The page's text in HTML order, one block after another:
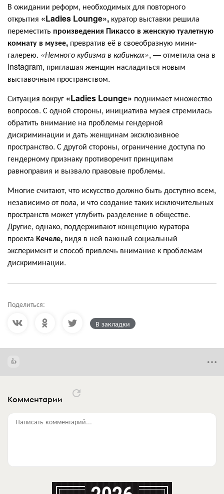
В ожидании реформ, необходимых для повторного
открытия «Ladies Lounge», куратор выставки решила
переместить произведения Пикассо в женскую туалетную
комнату в музее, превратив её в своеобразную мини-
галерею. «Немного кубизма в кабинках», — отметила она в
Instagram, приглашая женщин насладиться новым
выставочным пространством.
Ситуация вокруг «Ladies Lounge» поднимает множество
вопросов. С одной стороны, инициатива музея стремилась
обратить внимание на проблемы гендерной
дискриминации и дать женщинам эксклюзивное
пространство. С другой стороны, ограничение доступа по
гендерному признаку противоречит принципам
равноправия и вызвало правовые проблемы.
Многие считают, что искусство должно быть доступно всем,
независимо от пола, и что создание таких исключительных
пространств может углубить разделение в обществе.
Другие, однако, поддерживают концепцию куратора
проекта Кечеле, видя в ней важный социальный
эксперимент и способ привлечь внимание к проблемам
дискриминации.
Поделиться:
В закладки
Комментарии
Написать комментарий...